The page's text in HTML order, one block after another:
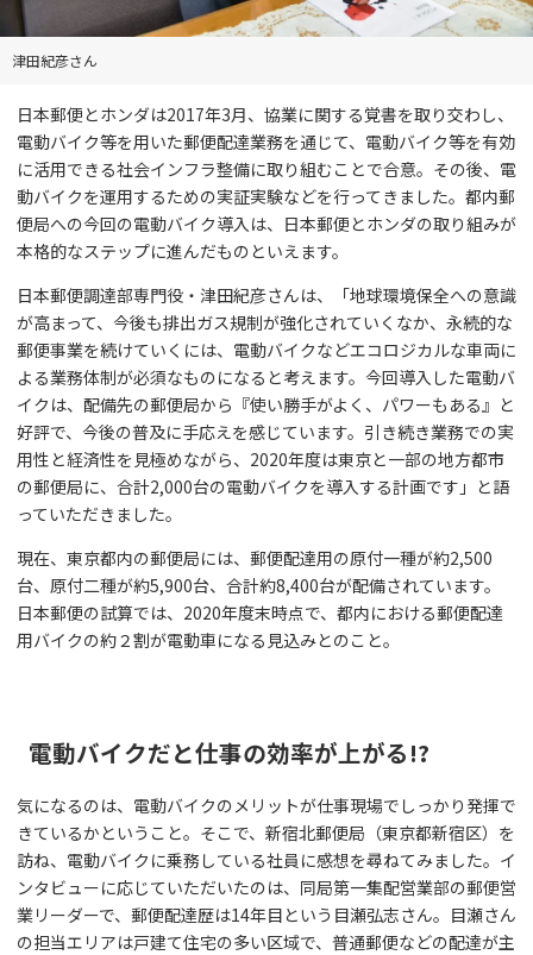
津田紀彦さん
日本郵便とホンダは2017年3月、協業に関する覚書を取り交わし、
電動バイク等を用いた郵便配達業務を通じて、電動バイク等を有効
に活用できる社会インフラ整備に取り組むことで合意。その後、電
動バイクを運用するための実証実験などを行ってきました。都内郵
便局への今回の電動バイク導入は、日本郵便とホンダの取り組みが
本格的なステップに進んだものといえます。
日本郵便調達部専門役・津田紀彦さんは、「地球環境保全への意識
が高まって、今後も排出ガス規制が強化されていくなか、永続的な
郵便事業を続けていくには、電動バイクなどエコロジカルな車両に
よる業務体制が必須なものになると考えます。今回導入した電動バ
イクは、配備先の郵便局から『使い勝手がよく、パワーもある』と
好評で、今後の普及に手応えを感じています。引き続き業務での実
用性と経済性を見極めながら、2020年度は東京と一部の地方都市
の郵便局に、合計2,000台の電動バイクを導入する計画です」と語
っていただきました。
現在、東京都内の郵便局には、郵便配達用の原付一種が約2,500
台、原付二種が約5,900台、合計約8,400台が配備されています。
日本郵便の試算では、2020年度末時点で、都内における郵便配達
用バイクの約２割が電動車になる見込みとのこと。
電動バイクだと仕事の効率が上がる!?
気になるのは、電動バイクのメリットが仕事現場でしっかり発揮で
きているかということ。そこで、新宿北郵便局（東京都新宿区）を
訪ね、電動バイクに乗務している社員に感想を尋ねてみました。イ
ンタビューに応じていただいたのは、同局第一集配営業部の郵便営
業リーダーで、郵便配達歴は14年目という目瀬弘志さん。目瀬さん
の担当エリアは戸建て住宅の多い区域で、普通郵便などの配達が主